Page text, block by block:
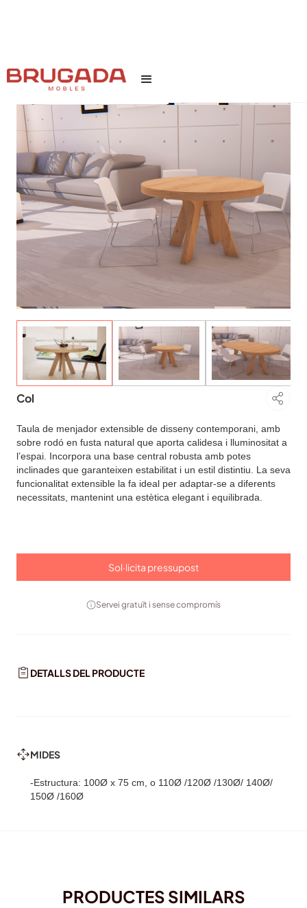
INICI/TEXT LINK/COL
Col
Taula de menjador extensible de disseny contemporani, amb
sobre rodó en fusta natural que aporta calidesa i lluminositat a
l’espai. Incorpora una base central robusta amb potes
inclinades que garanteixen estabilitat i un estil distintiu. La seva
funcionalitat extensible la fa ideal per adaptar-se a diferents
necessitats, mantenint una estètica elegant i equilibrada.
Sol·licita pressupost
Servei gratuït i sense compromís
DETALLS DEL PRODUCTE
MIDES
-Estructura: 100Ø x 75 cm, o 110Ø /120Ø /130Ø/ 140Ø/
150Ø /160Ø
PRODUCTES SIMILARS